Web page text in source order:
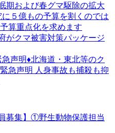
期および春グマ駆除の拡大
５億もの予算を割くのでは
算重点化を求めます
がクマ被害対策パッケージ
急声明♦️北海道・東北等のク
急声明 人身事故も捕殺も抑
員募集】①野生動物保護担当